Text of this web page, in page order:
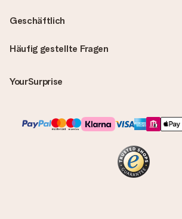
Häufig gestellte Fragen
YourSurprise
Geschäftlich